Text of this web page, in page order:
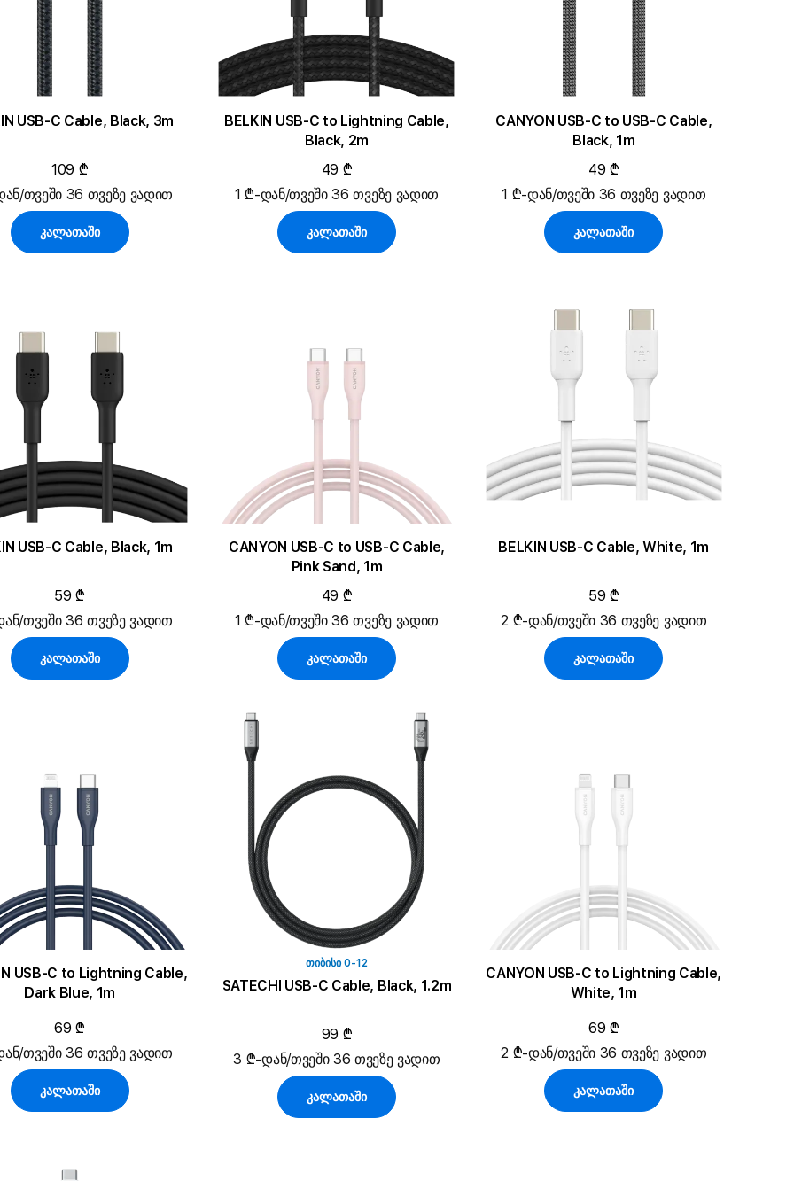
USB-C Cable, Black, 3m
109 ₾
თვეში 36 თვეზე ვადით
კალათაში
BELKIN USB-C to Lightning Cable,
Black, 2m
49 ₾
1 ₾-დან/თვეში 36 თვეზე ვადით
კალათაში
CANYON USB-C to USB-C Cable,
Black, 1m
49 ₾
1 ₾-დან/თვეში 36 თვეზე ვადით
კალათაში
USB-C Cable, Black, 1m
59 ₾
თვეში 36 თვეზე ვადით
კალათაში
CANYON USB-C to USB-C Cable,
Pink Sand, 1m
49 ₾
1 ₾-დან/თვეში 36 თვეზე ვადით
კალათაში
BELKIN USB-C Cable, White, 1m
59 ₾
2 ₾-დან/თვეში 36 თვეზე ვადით
კალათაში
USB-C to Lightning Cable,
Dark Blue, 1m
69 ₾
თვეში 36 თვეზე ვადით
კალათაში
ᲗᲘᲑᲘᲡᲘ 0-12
SATECHI USB-C Cable, Black, 1.2m
99 ₾
3 ₾-დან/თვეში 36 თვეზე ვადით
კალათაში
CANYON USB-C to Lightning Cable,
White, 1m
69 ₾
2 ₾-დან/თვეში 36 თვეზე ვადით
კალათაში